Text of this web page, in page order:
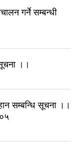
गर्ने सम्बन्धी
।।
सम्बन्धि सूचना ।।